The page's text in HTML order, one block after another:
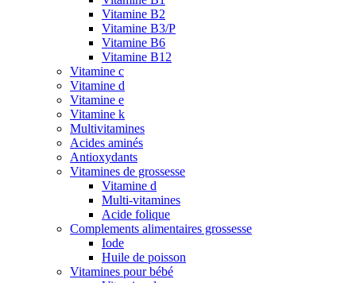
Vitamine B2
Vitamine B3/P
Vitamine B6
Vitamine B12
Vitamine c
Vitamine d
Vitamine e
Vitamine k
Multivitamines
Acides aminés
Antioxydants
Vitamines de grossesse
Vitamine d
Multi-vitamines
Acide folique
Complements alimentaires grossesse
Iode
Huile de poisson
Vitamines pour bébé